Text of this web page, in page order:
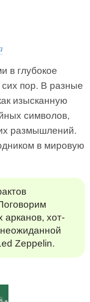
в глубокое
пор. В разные
изысканную
символов,
размышлений.
в мировую
хот-
неожиданной
Zeppelin.